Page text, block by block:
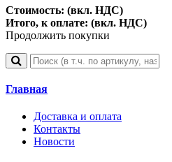
Стоимость: (вкл. НДС)
Итого, к оплате: (вкл. НДС)
Продолжить покупки
Главная
Доставка и оплата
Контакты
Новости